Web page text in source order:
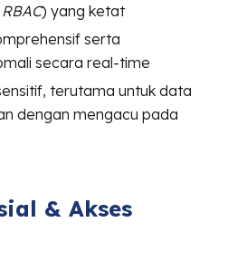
) yang ketat
serta
secara real-time
terutama untuk data
dengan mengacu pada
& Akses